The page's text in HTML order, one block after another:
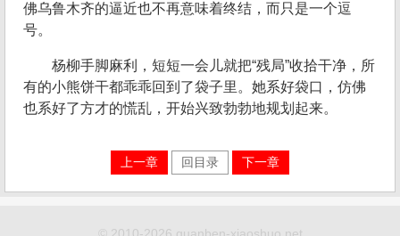
佛乌鲁木齐的逼近也不再意味着终结，而只是一个逗
号。
杨柳手脚麻利，短短一会儿就把“残局”收拾干净，所
有的小熊饼干都乖乖回到了袋子里。她系好袋口，仿佛
也系好了方才的慌乱，开始兴致勃勃地规划起来。
上一章 回目录 下一章